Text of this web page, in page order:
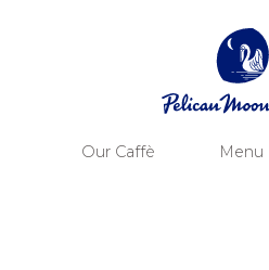
Our Caffè Menu